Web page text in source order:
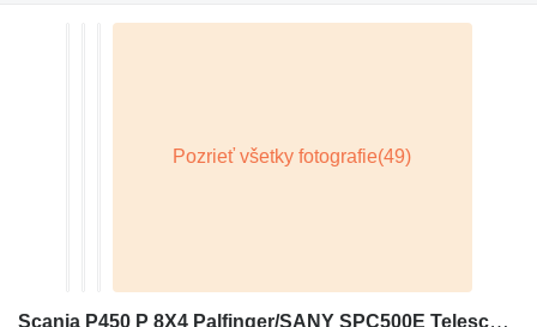
Scania P450 P 8X4 Palfinger/SANY SPC500E Telescopic Crane Retarder Navi